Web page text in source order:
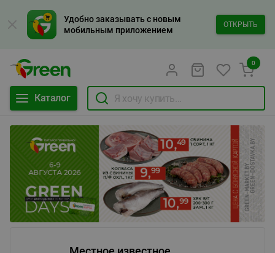
Удобно заказывать с новым
мобильным приложением
ОТКРЫТЬ
Каталог
0